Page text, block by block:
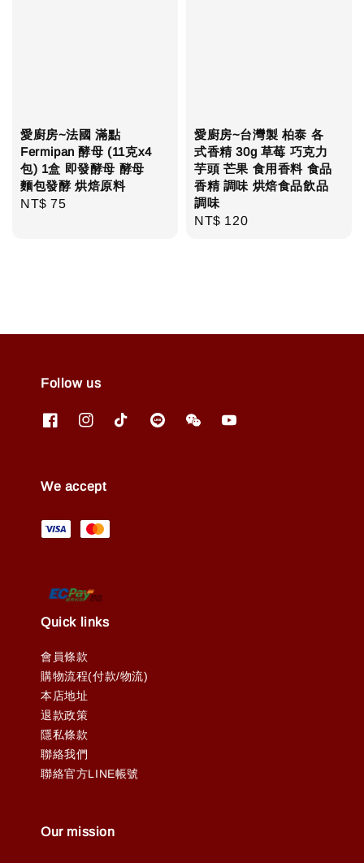
愛廚房~法國 滿點
Fermipan 酵母 (11克x4
包) 1盒 即發酵母 酵母
麵包發酵 烘焙原料
Regular
NT$ 75
愛廚房~台灣製 柏泰 各
式香精 30g 草莓 巧克力
芋頭 芒果 食用香料 食品
香精 調味 烘焙食品飲品
調味
Regular
NT$ 120
Follow us
We accept
Quick links
會員條款
購物流程(付款/物流)
本店地址
退款政策
隱私條款
聯絡我們
聯絡官方LINE帳號
Our mission